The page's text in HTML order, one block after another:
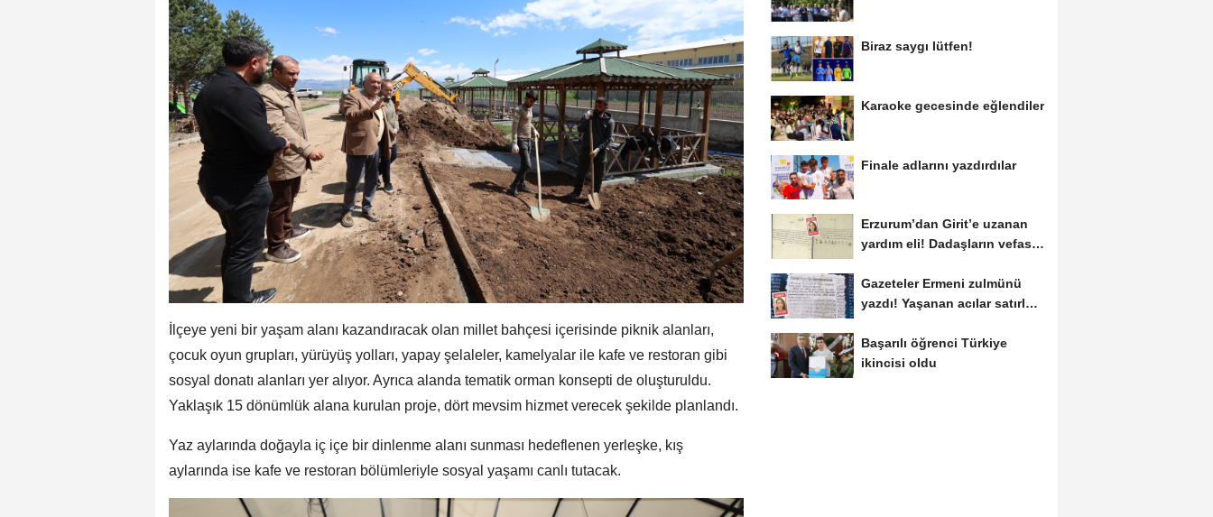
İlçeye yeni bir yaşam alanı kazandıracak olan millet bahçesi içerisinde piknik alanları,
çocuk oyun grupları, yürüyüş yolları, yapay şelaleler, kamelyalar ile kafe ve restoran gibi
sosyal donatı alanları yer alıyor. Ayrıca alanda tematik orman konsepti de oluşturuldu.
Yaklaşık 15 dönümlük alana kurulan proje, dört mevsim hizmet verecek şekilde planlandı.
Yaz aylarında doğayla iç içe bir dinlenme alanı sunması hedeflenen yerleşke, kış
aylarında ise kafe ve restoran bölümleriyle sosyal yaşamı canlı tutacak.
Biraz saygı lütfen!
Karaoke gecesinde eğlendiler
Finale adlarını yazdırdılar
Erzurum’dan Girit’e uzanan
yardım eli! Dadaşların vefası
Gazeteler Ermeni zulmünü
yazdı! Yaşanan acılar satırlara
Başarılı öğrenci Türkiye
ikincisi oldu